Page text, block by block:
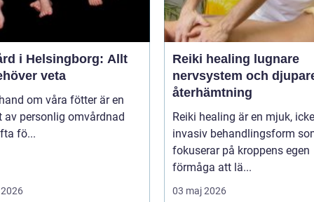
i Helsingborg: Allt
veta
om våra fötter är en
av personlig omvårdnad
fö...
Reiki healing lugnare
nervsystem och
återhämtning
Reiki healing är en mjuk,
invasiv behandlingsform
fokuserar på kroppens egen
förmåga att lä...
03 maj 2026